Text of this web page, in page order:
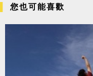
您也可能喜歡